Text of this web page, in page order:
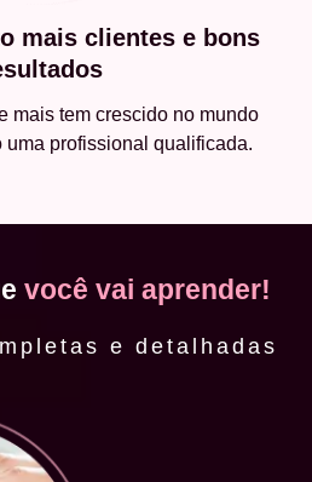
mais clientes e bons
mais tem crescido no mundo
uma profissional qualificada.
você vai aprender!
e detalhadas